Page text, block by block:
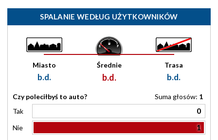
SPALANIE WEDŁUG UŻYTKOWNIKÓW
Miasto
b.d.
Średnie
b.d.
Trasa
b.d.
Czy poleciłbyś to auto? Suma głosów: 1
Tak
0
Nie 1